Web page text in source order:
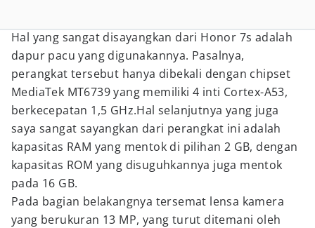
Hal yang sangat disayangkan dari Honor 7s adalah
dapur pacu yang digunakannya. Pasalnya,
perangkat tersebut hanya dibekali dengan chipset
MediaTek MT6739 yang memiliki 4 inti Cortex-A53,
berkecepatan 1,5 GHz.Hal selanjutnya yang juga
saya sangat sayangkan dari perangkat ini adalah
kapasitas RAM yang mentok di pilihan 2 GB, dengan
kapasitas ROM yang disuguhkannya juga mentok
pada 16 GB.
Pada bagian belakangnya tersemat lensa kamera
yang berukuran 13 MP, yang turut ditemani oleh